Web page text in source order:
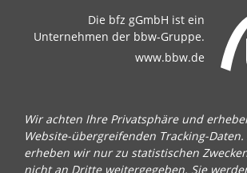
Die bfz gGmbH ist ein
Unternehmen der bbw-Gruppe.
www.bbw.de
Wir achten Ihre Privatsphäre und
Website-übergreifenden Tracking-Daten.
erheben wir nur zu statistischen
nicht an Dritte weitergegeben. Sie